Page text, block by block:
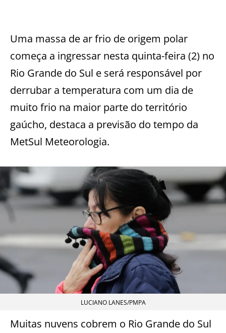
Uma massa de ar frio de origem polar
começa a ingressar nesta quinta-feira (2) no
Rio Grande do Sul e será responsável por
derrubar a temperatura com um dia de
muito frio na maior parte do território
gaúcho, destaca a previsão do tempo da
MetSul Meteorologia.
LUCIANO LANES/PMPA
Muitas nuvens cobrem o Rio Grande do Sul